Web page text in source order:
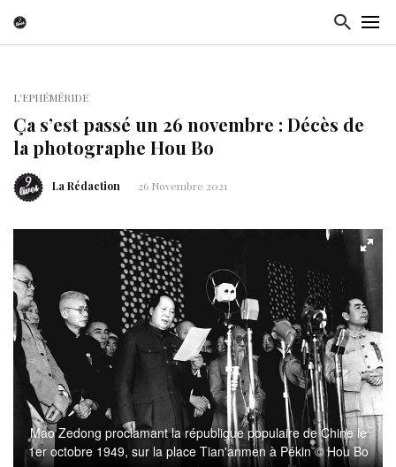
L'EPHÉMÉRIDE
Ça s’est passé un 26 novembre : Décès de
la photographe Hou Bo
La Rédaction 26 Novembre 2021
Mao Zedong proclamant la république populaire de Chine le
1er octobre 1949, sur la place Tian'anmen à Pékin © Hou Bo